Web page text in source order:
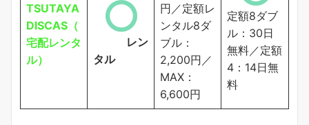
TSUTAYA
DISCAS（
宅配レンタ
ル）
レン
タル
円／定額レ
ンタル8ダ
ブル：
2,200円／
MAX：
6,600円
定額8ダブ
ル：30日
無料／定額
4：14日無
料